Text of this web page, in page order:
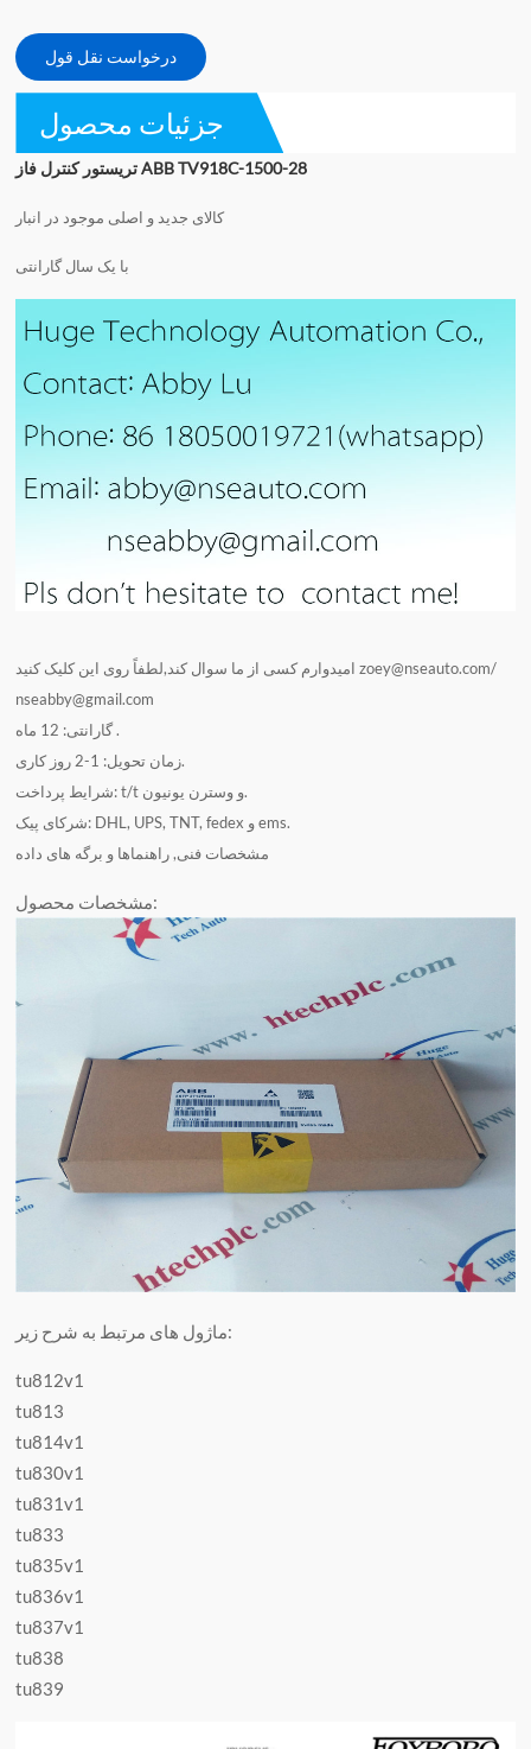
درخواست نقل قول
جزئیات محصول
تریستور کنترل فاز ABB TV918C-1500-28
کالای جدید و اصلی موجود در انبار
با یک سال گارانتی
امیدوارم کسی از ما سوال کند,لطفاً روی این کلیک کنید zoey@nseauto.com/
nseabby@gmail.com
گارانتی: 12 ماه .
زمان تحویل: 1-2 روز کاری.
شرایط پرداخت: t/t و وسترن یونیون.
شرکای پیک: DHL, UPS, TNT, fedex و ems.
مشخصات فنی, راهنماها و برگه های داده
مشخصات محصول:
ماژول های مرتبط به شرح زیر:
tu812v1
tu813
tu814v1
tu830v1
tu831v1
tu833
tu835v1
tu836v1
tu837v1
tu838
tu839